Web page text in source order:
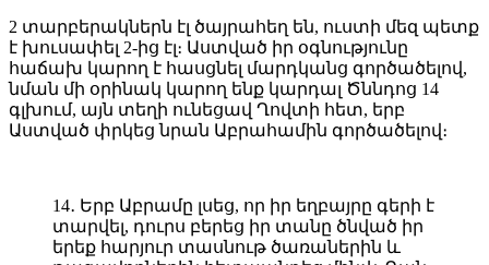
2 տարբերակներն էլ ծայրահեղ են, ուստի մեզ պետք
է խուսափել 2-ից էլ։ Աստված իր օգնությունը
հաճախ կարող է հասցնել մարդկանց գործածելով,
նման մի օրինակ կարող ենք կարդալ Ծննդոց 14
գլխում, այն տեղի ունեցավ Ղովտի հետ, երբ
Աստված փրկեց նրան Աբրահամին գործածելով։
14․ Երբ Աբրամը լսեց, որ իր եղբայրը գերի է
տարվել, դուրս բերեց իր տանը ծնված իր
երեք հարյուր տասնութ ծառաներին և